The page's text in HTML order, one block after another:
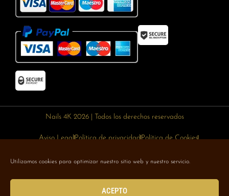
Utilizamos cookies para optimizar nuestro sitio web y nuestro servicio.
ACEPTO
Nails 4K 2026 | Todos los derechos reservados
Aviso LegalPolítica de privacidadPolítica de Cookies